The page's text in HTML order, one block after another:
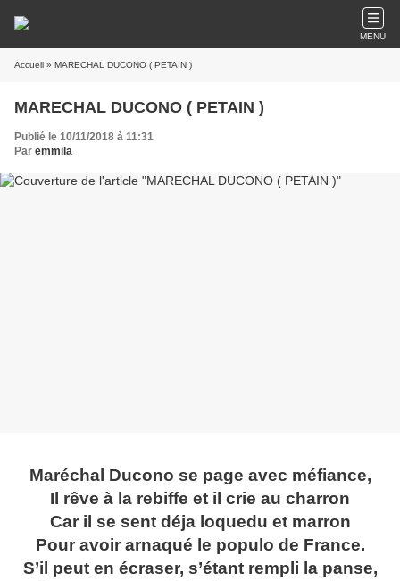
MENU
Accueil » MARECHAL DUCONO ( PETAIN )
MARECHAL DUCONO ( PETAIN )
Publié le 10/11/2018 à 11:31
Par emmila
Maréchal Ducono se page avec méfiance,
Il rêve à la rebiffe et il crie au charron
Car il se sent déja loquedu et marron
Pour avoir arnaqué le populo de France.
S’il peut en écraser, s’étant rempli la panse,